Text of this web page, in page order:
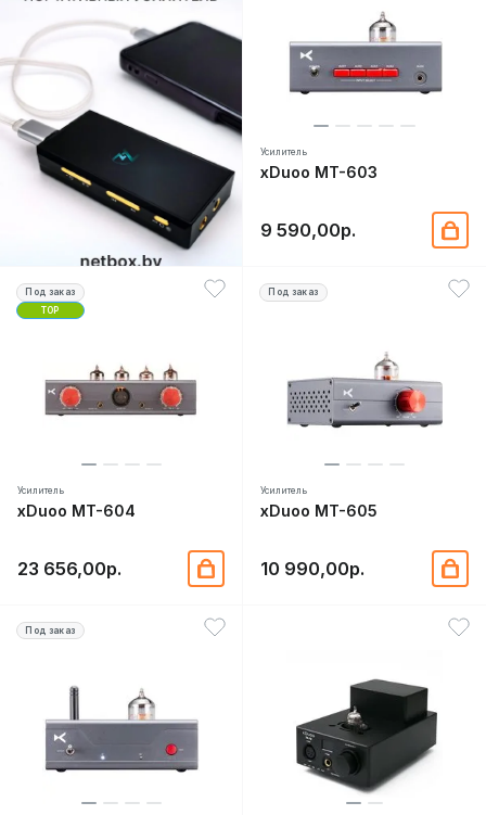
Усилитель
xDuoo MT-603
9 590,00р.
Под заказ
TOP
Усилитель
xDuoo MT-604
23 656,00р.
Под заказ
Усилитель
xDuoo MT-605
10 990,00р.
Под заказ